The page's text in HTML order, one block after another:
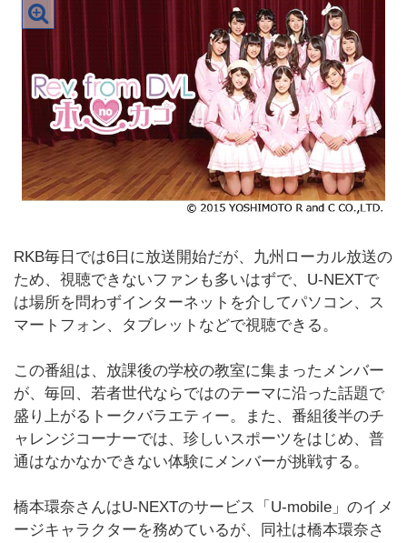
RKB毎日では6日に放送開始だが、九州ローカル放送の
ため、視聴できないファンも多いはずで、U-NEXTで
は場所を問わずインターネットを介してパソコン、ス
マートフォン、タブレットなどで視聴できる。
この番組は、放課後の学校の教室に集まったメンバー
が、毎回、若者世代ならではのテーマに沿った話題で
盛り上がるトークバラエティー。また、番組後半のチ
ャレンジコーナーでは、珍しいスポーツをはじめ、普
通はなかなかできない体験にメンバーが挑戦する。
橋本環奈さんはU-NEXTのサービス「U-mobile」のイメ
ージキャラクターを務めているが、同社は橋本環奈さ